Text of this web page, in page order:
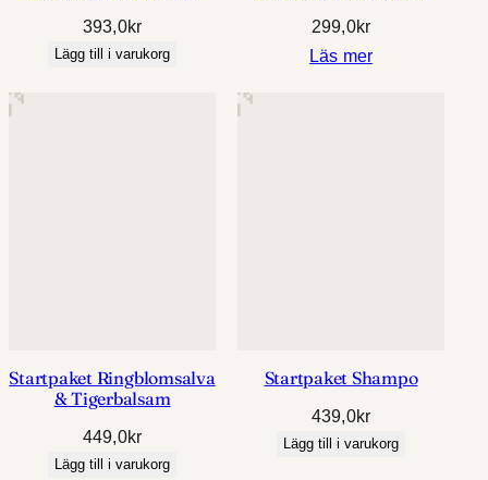
393,0kr
Lägg till i varukorg
299,0kr
Läs mer
Startpaket Ringblomsalva
& Tigerbalsam
449,0kr
Lägg till i varukorg
Startpaket Shampo
439,0kr
Lägg till i varukorg